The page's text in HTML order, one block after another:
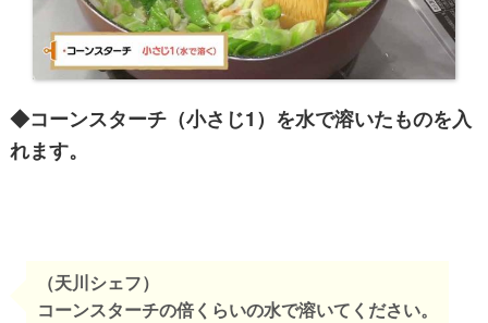
◆コーンスターチ（小さじ1）を水で溶いたものを入
れます。
（天川シェフ）
コーンスターチの倍くらいの水で溶いてください。